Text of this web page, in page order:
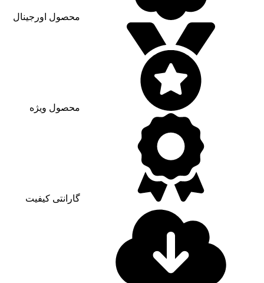
محصول اورجینال
محصول ویژه
گارانتی کیفیت